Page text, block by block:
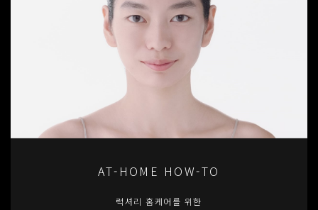
AT-HOME HOW-TO
럭셔리 홈케어를 위한